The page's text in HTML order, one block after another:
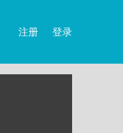
注册 登录